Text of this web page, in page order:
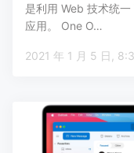
是利用 Web 技术统
应用。 One O…
2021 年